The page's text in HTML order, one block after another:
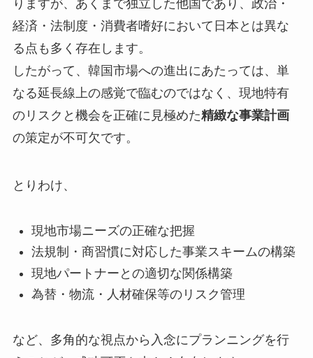
りますが、あくまで独立した他国であり、政治・
経済・法制度・消費者嗜好において日本とは異な
る点も多く存在します。
したがって、韓国市場への進出にあたっては、単
なる延長線上の感覚で臨むのではなく、現地特有
のリスクと機会を正確に見極めた精緻な事業計画
の策定が不可欠です。
とりわけ、
現地市場ニーズの正確な把握
法規制・商習慣に対応した事業スキームの構築
現地パートナーとの適切な関係構築
為替・物流・人材確保等のリスク管理
など、多角的な視点から入念にプランニングを行